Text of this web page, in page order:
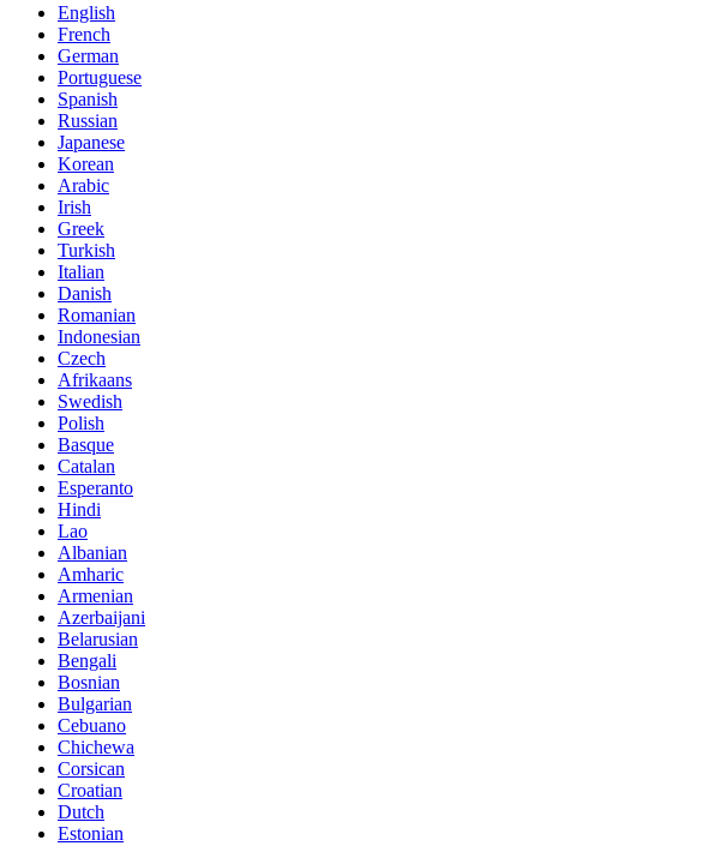
English
French
German
Portuguese
Spanish
Russian
Japanese
Korean
Arabic
Irish
Greek
Turkish
Italian
Danish
Romanian
Indonesian
Czech
Afrikaans
Swedish
Polish
Basque
Catalan
Esperanto
Hindi
Lao
Albanian
Amharic
Armenian
Azerbaijani
Belarusian
Bengali
Bosnian
Bulgarian
Cebuano
Chichewa
Corsican
Croatian
Dutch
Estonian